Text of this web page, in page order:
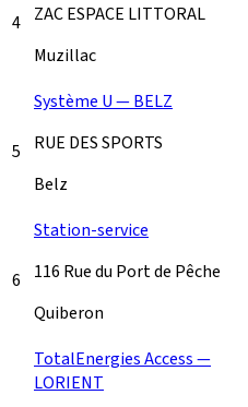
4 ZAC ESPACE LITTORAL
Muzillac
5
Système U — BELZ
RUE DES SPORTS
Belz
6
Station-service
116 Rue du Port de Pêche
Quiberon
TotalEnergies Access —
LORIENT